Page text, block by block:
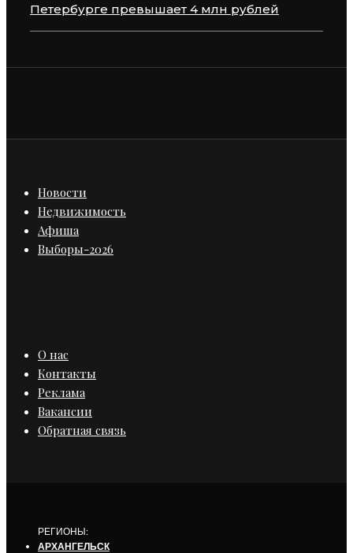
Петербурге превышает 4 млн рублей
Новости
Недвижимость
Афиша
Выборы-2026
О нас
Контакты
Реклама
Вакансии
Обратная связь
РЕГИОНЫ:
АРХАНГЕЛЬСК